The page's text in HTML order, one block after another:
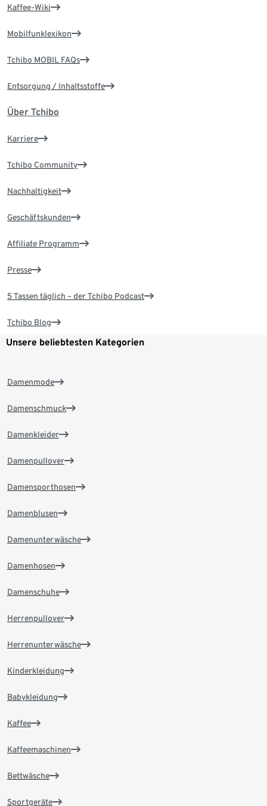
Kaffee-Wiki
Mobilfunklexikon
Tchibo MOBIL FAQs
Entsorgung / Inhaltsstoffe
Über Tchibo
Karriere
Tchibo Community
Nachhaltigkeit
Geschäftskunden
Affiliate Programm
Presse
5 Tassen täglich – der Tchibo Podcast
Tchibo Blog
Unsere beliebtesten Kategorien
Damenmode
Damenschmuck
Damenkleider
Damenpullover
Damensporthosen
Damenblusen
Damenunterwäsche
Damenhosen
Damenschuhe
Herrenpullover
Herrenunterwäsche
Kinderkleidung
Babykleidung
Kaffee
Kaffeemaschinen
Bettwäsche
Sportgeräte